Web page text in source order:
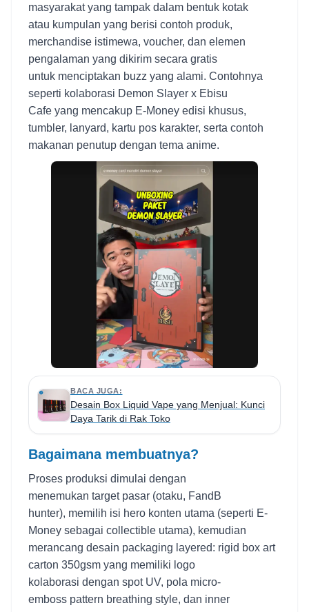
masyarakat yang tampak dalam bentuk kotak
atau kumpulan yang berisi contoh produk,
merchandise istimewa, voucher, dan elemen
pengalaman yang dikirim secara gratis
untuk menciptakan buzz yang alami. Contohnya
seperti kolaborasi Demon Slayer x Ebisu
Cafe yang mencakup E-Money edisi khusus,
tumbler, lanyard, kartu pos karakter, serta contoh
makanan penutup dengan tema anime.
BACA JUGA:
Desain Box Liquid Vape yang Menjual: Kunci
Daya Tarik di Rak Toko
Bagaimana membuatnya?
Proses produksi dimulai dengan
menemukan target pasar (otaku, FandB
hunter), memilih isi hero konten utama (seperti E-
Money sebagai collectible utama), kemudian
merancang desain packaging layered: rigid box art
carton 350gsm yang memiliki logo
kolaborasi dengan spot UV, pola micro-
emboss pattern breathing style, dan inner